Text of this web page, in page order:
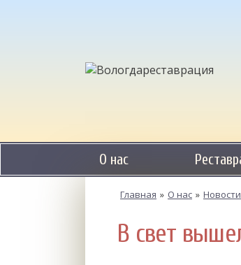
О нас
Главная » О нас » Новости
В свет